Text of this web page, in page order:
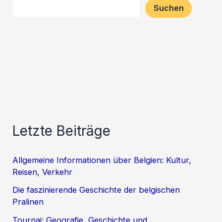
Suchen
Letzte Beiträge
Allgemeine Informationen über Belgien: Kultur,
Reisen, Verkehr
Die faszinierende Geschichte der belgischen
Pralinen
Tournai: Geografie, Geschichte und